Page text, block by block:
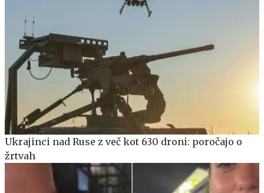
Ukrajinci nad Ruse z več kot 630 droni: poročajo o
žrtvah